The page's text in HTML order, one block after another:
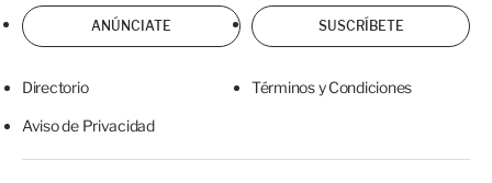
ANÚNCIATE SUSCRÍBETE
Directorio Términos y Condiciones
Aviso de Privacidad